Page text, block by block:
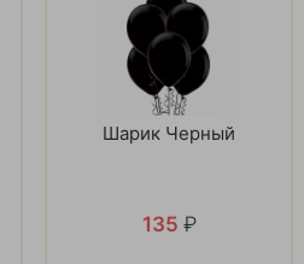
Шарик Черный
135 ₽